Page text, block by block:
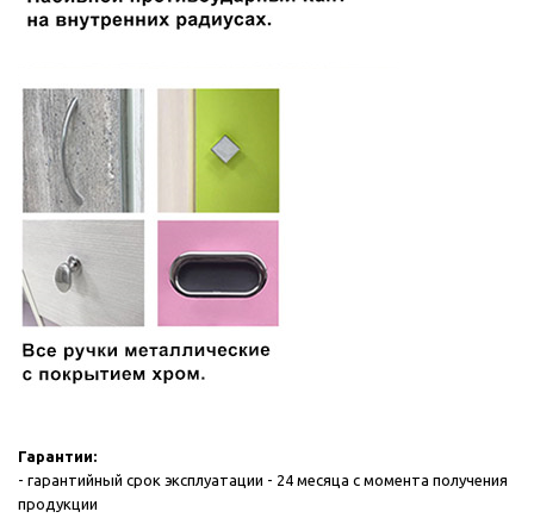
Гарантии:
- гарантийный срок эксплуатации - 24 месяца с момента получения
продукции